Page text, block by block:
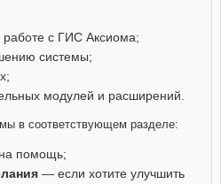
с ГИС Аксиома;
системы;
модулей и расширений.
в соответствующем разделе:
помощь;
— если хотите улучшить